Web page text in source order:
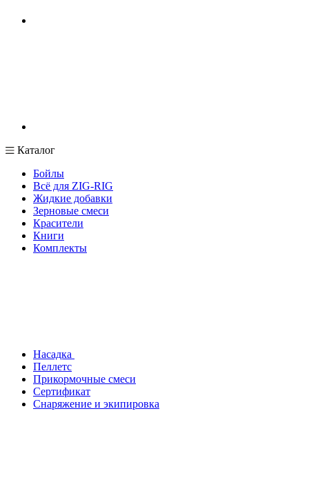
Каталог
Бойлы
Всё для ZIG-RIG
Жидкие добавки
Зерновые смеси
Красители
Книги
Комплекты
Насадка
Пеллетс
Прикормочные смеси
Сертификат
Снаряжение и экипировка